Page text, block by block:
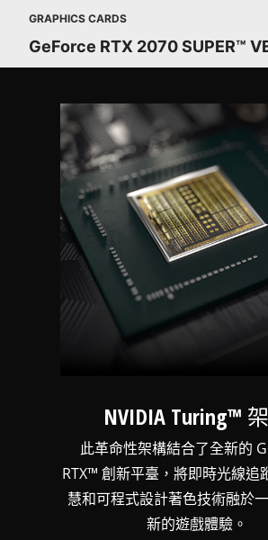
GRAPHICS CARDS
GeForce RTX 2070 SUPER™
NVIDIA Turing™
此革命性架構結合了全新的
RTX™ 創新平臺，將即時光線追
慧和可程式設計著色技術融於
新的遊戲體驗。